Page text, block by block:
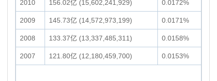
2010 156.02亿 (15,602,241,929) 0.0172%
2009 145.73亿 (14,572,973,199) 0.0171%
2008 133.37亿 (13,337,485,311) 0.0158%
2007 121.80亿 (12,180,459,700) 0.0153%